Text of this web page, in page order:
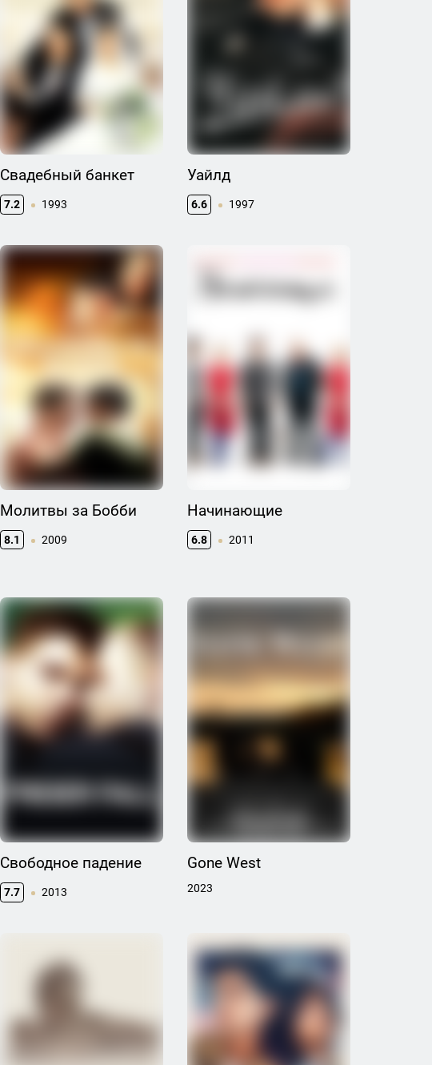
Свадебный банкет
7.2 1993
Уайлд
6.6 1997
Молитвы за Бобби
8.1 2009
Начинающие
6.8 2011
Свободное падение
7.7 2013
Gone West
2023